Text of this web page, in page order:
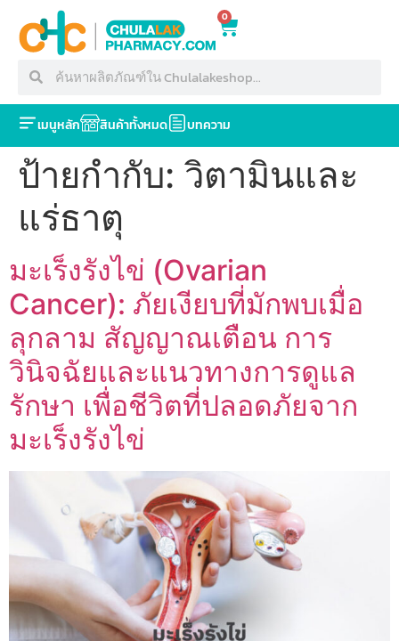
0
เมนูหลัก สินค้าทั้งหมด บทความ
ป้ายกำกับ: วิตามินและ
แร่ธาตุ
มะเร็งรังไข่ (Ovarian
Cancer): ภัยเงียบที่มักพบเมื่อ
ลุกลาม สัญญาณเตือน การ
วินิจฉัยและแนวทางการดูแล
รักษา เพื่อชีวิตที่ปลอดภัยจาก
มะเร็งรังไข่